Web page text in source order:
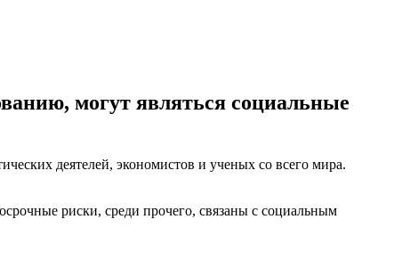
могут являться социальные
деятелей, экономистов и ученых со всего мира.
риски, среди прочего, связаны с социальным